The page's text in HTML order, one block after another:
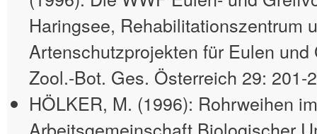
Haringsee, Rehabilitationszentrum
Artenschutzprojekten für Eulen
Zool.-Bot. Ges. Österreich 29: 201-
HÖLKER, M. (1996): Rohrweihen